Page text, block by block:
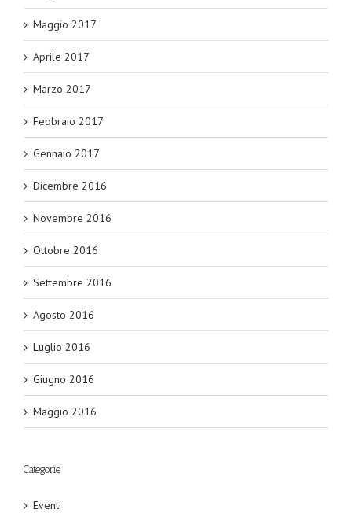
Maggio 2017
Aprile 2017
Marzo 2017
Febbraio 2017
Gennaio 2017
Dicembre 2016
Novembre 2016
Ottobre 2016
Settembre 2016
Agosto 2016
Luglio 2016
Giugno 2016
Maggio 2016
Categorie
Eventi